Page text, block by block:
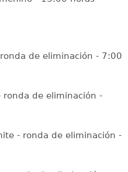
de eliminación - 7:00
ronda de eliminación -
- ronda de eliminación -